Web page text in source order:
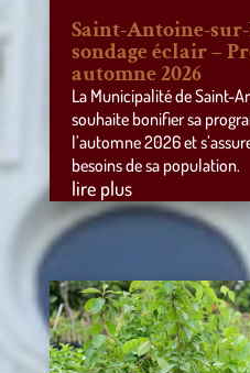
Saint-Antoine-
sondage éclair –
automne 2026
La Municipalité de Saint-
souhaite bonifier sa
l’automne 2026 et
besoins de sa population.
lire plus